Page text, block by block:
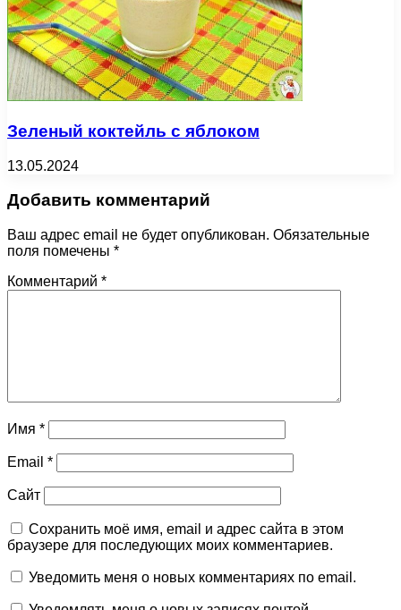
Зеленый коктейль с яблоком
13.05.2024
Добавить комментарий
Ваш адрес email не будет опубликован. Обязательные
поля помечены *
Комментарий *
Имя *
Email *
Сайт
Сохранить моё имя, email и адрес сайта в этом
браузере для последующих моих комментариев.
Уведомить меня о новых комментариях по email.